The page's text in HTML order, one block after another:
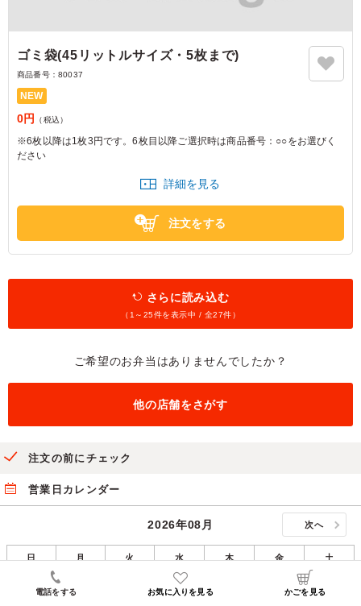
ゴミ袋(45リットルサイズ・5枚まで)
商品番号： 80037
NEW
0円 （税込）
※6枚以降は1枚3円です。6枚目以降ご選択時は商品番号：○○をお選びく
ださい
詳細を見る
注文をする
さらに読み込む
（1～ 25件を表示中 / 全27件）
ご希望のお弁当はありませんでしたか？
他の店舗をさがす
注文の前にチェック
営業日カレンダー
2026年08月 次へ
日 月 火 水 木 金 土
－
電話をする お気に入りを見る かごを見る